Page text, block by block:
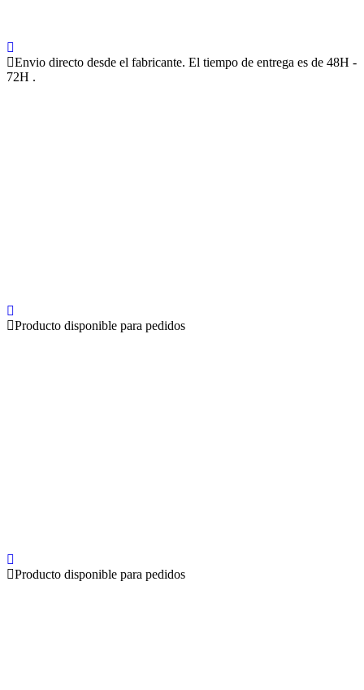
Envio directo desde el fabricante. El tiempo de entrega es de 48H -
72H .
Producto disponible para pedidos
Producto disponible para pedidos